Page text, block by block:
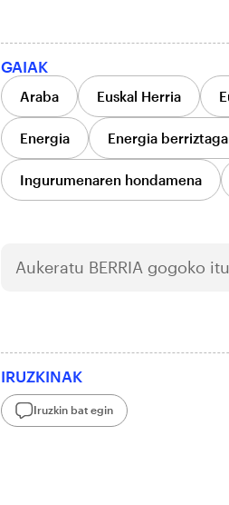
GAIAK
Araba Euskal Herria
Energia Energia
Ingurumenaren hondamena
Aukeratu BERRIA gogoko
IRUZKINAK
Iruzkin bat egin